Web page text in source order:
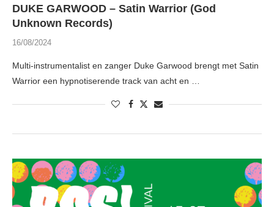
DUKE GARWOOD – Satin Warrior (God
Unknown Records)
16/08/2024
Multi-instrumentalist en zanger Duke Garwood brengt met Satin
Warrior een hypnotiserende track van acht en …